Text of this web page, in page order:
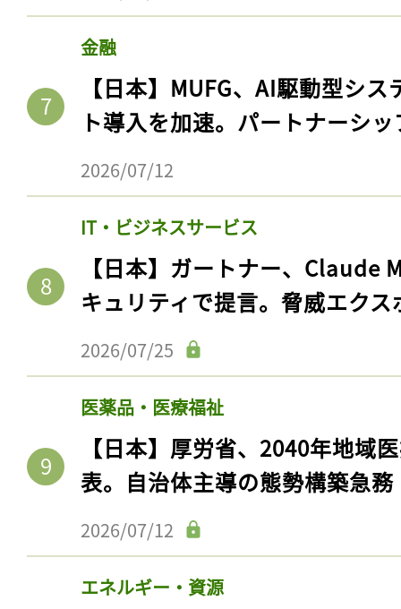
金融
【日本】MUFG、AI駆動型シ
ト導入を加速。パートナーシ
2026/07/12
IT・ビジネスサービス
【日本】ガートナー、Claude
キュリティで提言。脅威エク
2026/07/25
医薬品・医療福祉
【日本】厚労省、2040年地域
表。自治体主導の態勢構築急務
2026/07/12
エネルギー・資源